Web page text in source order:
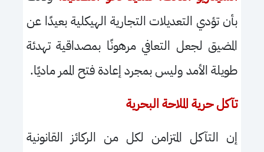
بأن تؤدي التعديلات التجارية الهيكلية بعيدًا عن
المضيق لجعل التعافي مرهونًا بمصداقية تهدئة
طويلة الأمد وليس بمجرد إعادة فتح الممر ماديًا.
تآكل حرية الملاحة البحرية
إن التآكل المتزامن لكل من الركائز القانونية